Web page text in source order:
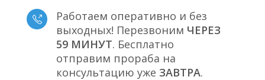
Работаем оперативно и без
выходных! Перезвоним ЧЕРЕЗ
59 МИНУТ. Бесплатно
отправим прораба на
консультацию уже ЗАВТРА.